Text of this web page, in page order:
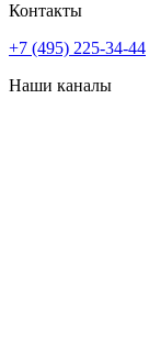
Контакты
+7 (495) 225-34-44
Наши каналы